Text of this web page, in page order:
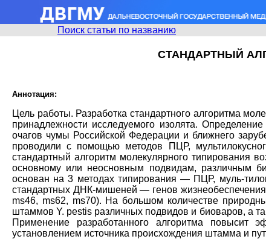
Поиск статьи по названию
СТАНДАРТНЫЙ
Аннотация:
Цель работы. Разработка стандартного алгоритма
принадлежности исследуемого изолята.
очагов чумы Российской Федерации и ближнего
проводили с помощью методов ПЦР,
стандартный алгоритм молекулярного типирования
основному или неосновным подвидам, различным
основан на 3 методах типирования — ПЦР, муль-
стандартных ДНК-мишеней — генов
ms46, ms62, ms70). На большом количестве
штаммов Y. pestis различных подвидов и биоваров, а
Применение разработанного алгоритма повысит
установлением источника происхождения штамма и